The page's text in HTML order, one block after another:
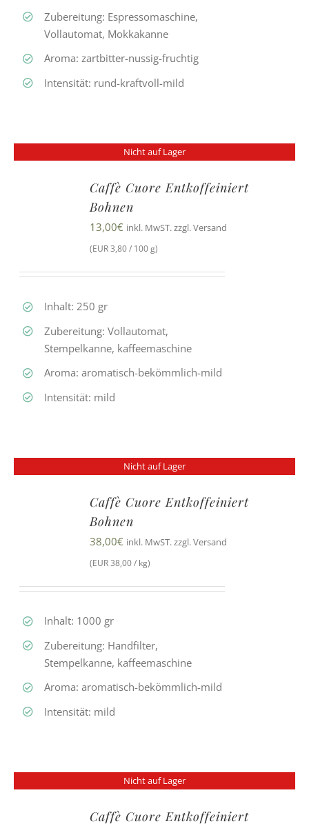
Zubereitung: Espressomaschine,
Vollautomat, Mokkakanne
Aroma: zartbitter-nussig-fruchtig
Intensität: rund-kraftvoll-mild
Nicht auf Lager
Caffè Cuore Entkoffeiniert
Bohnen
13,00€ inkl. MwST. zzgl. Versand
(EUR 3,80 / 100 g)
Inhalt: 250 gr
Zubereitung: Vollautomat,
Stempelkanne, kaffeemaschine
Aroma: aromatisch-bekömmlich-mild
Intensität: mild
Nicht auf Lager
Caffè Cuore Entkoffeiniert
Bohnen
38,00€ inkl. MwST. zzgl. Versand
(EUR 38,00 / kg)
Inhalt: 1000 gr
Zubereitung: Handfilter,
Stempelkanne, kaffeemaschine
Aroma: aromatisch-bekömmlich-mild
Intensität: mild
Nicht auf Lager
Caffè Cuore Entkoffeiniert